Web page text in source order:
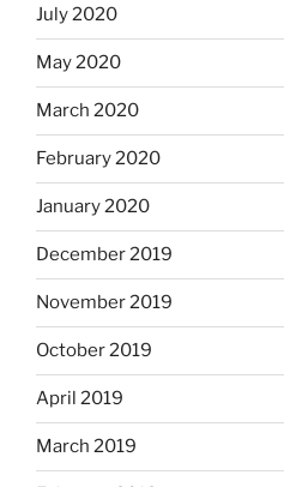
July 2020
May 2020
March 2020
February 2020
January 2020
December 2019
November 2019
October 2019
April 2019
March 2019